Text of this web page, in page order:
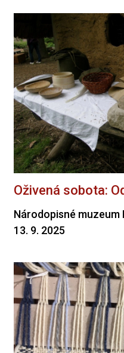
Oživená sobota:
Národopisné muzeum
13. 9. 2025